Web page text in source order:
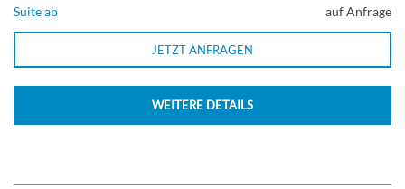
Suite ab
auf Anfrage
JETZT ANFRAGEN
WEITERE DETAILS